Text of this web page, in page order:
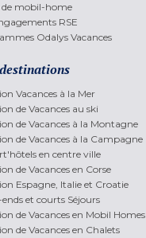
de mobil-home
RSE
Odalys Vacances
Vacances à la Mer
de Vacances au ski
de Vacances à la Montagne
de Vacances à la Campagne
en centre ville
de Vacances en Corse
Espagne, Italie et Croatie
et courts Séjours
de Vacances en Mobil Homes
de Vacances en Chalets